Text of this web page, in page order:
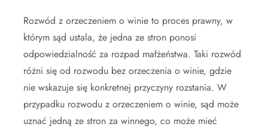
Rozwód z orzeczeniem o winie to proces prawny, w
którym sąd ustala, że jedna ze stron ponosi
odpowiedzialność za rozpad małżeństwa. Taki rozwód
różni się od rozwodu bez orzeczenia o winie, gdzie
nie wskazuje się konkretnej przyczyny rozstania. W
przypadku rozwodu z orzeczeniem o winie, sąd może
uznać jedną ze stron za winnego, co może mieć